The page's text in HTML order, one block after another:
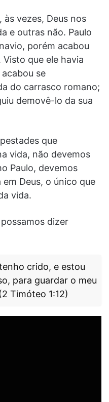
vezes, Deus nos
e outras não. Paulo
porém acabou
que ele havia
se
do carrasco romano;
demovê-lo da sua
que
vida, não devemos
Paulo, devemos
Deus, o único que
vida.
dizer
crido, e estou
para guardar o meu
Timóteo 1:12)